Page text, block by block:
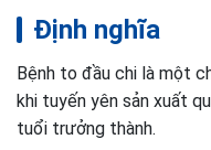
Định nghĩa
Bệnh to đầu chi là một
khi tuyến yên sản xuất
tuổi trưởng thành.